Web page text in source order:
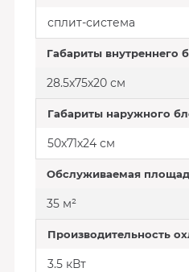
сплит-система
Габариты внутреннего
28.5х75х20 см
Габариты наружного
50х71х24 см
Обслуживаемая
35 м²
Производительность
3.5 кВт